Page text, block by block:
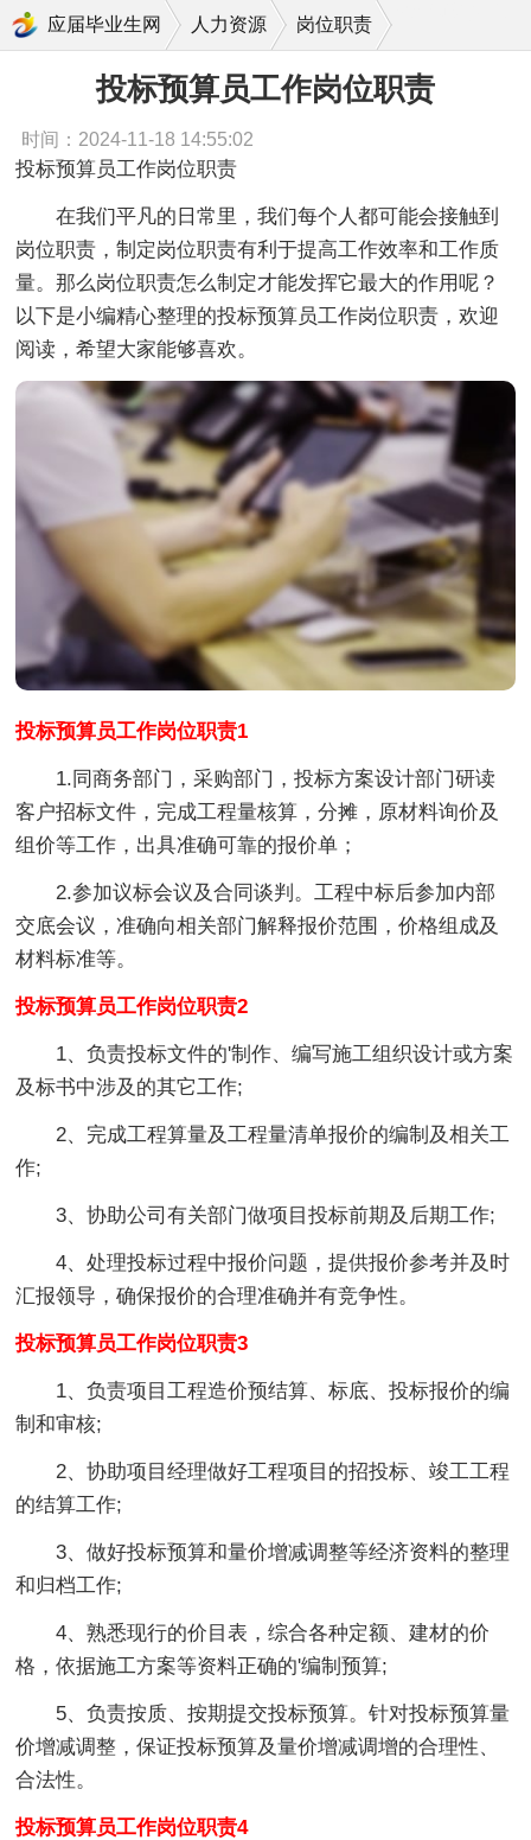
应届毕业生网 人力资源 岗位职责
投标预算员工作岗位职责
时间：2024-11-18 14:55:02
投标预算员工作岗位职责
在我们平凡的日常里，我们每个人都可能会接触到
岗位职责，制定岗位职责有利于提高工作效率和工作质
量。那么岗位职责怎么制定才能发挥它最大的作用呢？
以下是小编精心整理的投标预算员工作岗位职责，欢迎
阅读，希望大家能够喜欢。
投标预算员工作岗位职责1
1.同商务部门，采购部门，投标方案设计部门研读
客户招标文件，完成工程量核算，分摊，原材料询价及
组价等工作，出具准确可靠的报价单；
2.参加议标会议及合同谈判。工程中标后参加内部
交底会议，准确向相关部门解释报价范围，价格组成及
材料标准等。
投标预算员工作岗位职责2
1、负责投标文件的'制作、编写施工组织设计或方案
及标书中涉及的其它工作;
2、完成工程算量及工程量清单报价的编制及相关工
作;
3、协助公司有关部门做项目投标前期及后期工作;
4、处理投标过程中报价问题，提供报价参考并及时
汇报领导，确保报价的合理准确并有竞争性。
投标预算员工作岗位职责3
1、负责项目工程造价预结算、标底、投标报价的编
制和审核;
2、协助项目经理做好工程项目的招投标、竣工工程
的结算工作;
3、做好投标预算和量价增减调整等经济资料的整理
和归档工作;
4、熟悉现行的价目表，综合各种定额、建材的价
格，依据施工方案等资料正确的'编制预算;
5、负责按质、按期提交投标预算。针对投标预算量
价增减调整，保证投标预算及量价增减调增的合理性、
合法性。
投标预算员工作岗位职责4